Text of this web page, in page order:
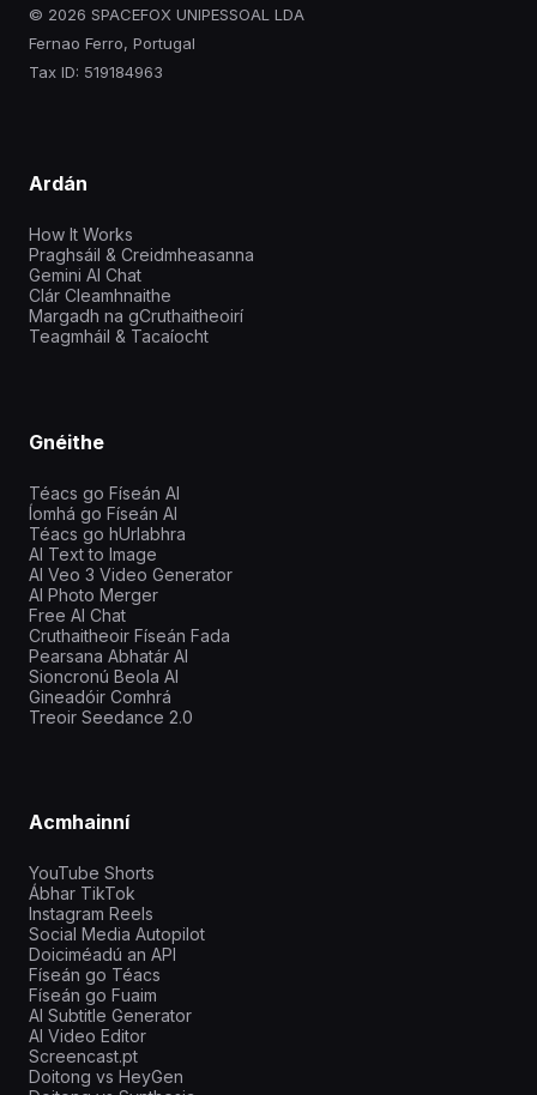
© 2026 SPACEFOX UNIPESSOAL LDA
Fernao Ferro, Portugal
Tax ID: 519184963
Ardán
How It Works
Praghsáil & Creidmheasanna
Gemini AI Chat
Clár Cleamhnaithe
Margadh na gCruthaitheoirí
Teagmháil & Tacaíocht
Gnéithe
Téacs go Físeán AI
Íomhá go Físeán AI
Téacs go hUrlabhra
AI Text to Image
AI Veo 3 Video Generator
AI Photo Merger
Free AI Chat
Cruthaitheoir Físeán Fada
Pearsana Abhatár AI
Sioncronú Beola AI
Gineadóir Comhrá
Treoir Seedance 2.0
Acmhainní
YouTube Shorts
Ábhar TikTok
Instagram Reels
Social Media Autopilot
Doiciméadú an API
Físeán go Téacs
Físeán go Fuaim
AI Subtitle Generator
AI Video Editor
Screencast.pt
Doitong vs HeyGen